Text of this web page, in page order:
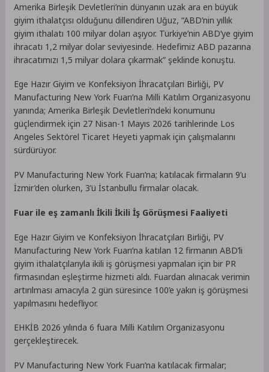
Amerika Birleşik Devletleri’nin dünyanın uzak ara en büyük
giyim ithalatçısı olduğunu dillendiren Uğuz, “ABD’nin yıllık
giyim ithalatı 100 milyar doları aşıyor. Türkiye’nin ABD’ye giyim
ihracatı 1,2 milyar dolar seviyesinde. Hedefimiz ABD pazarına
ihracatımızı 1,5 milyar dolara çıkarmak” şeklinde konuştu.
Ege Hazır Giyim ve Konfeksiyon İhracatçıları Birliği, PV
Manufacturing New York Fuarı’na Milli Katılım Organizasyonu
yanında; Amerika Birleşik Devletleri’ndeki konumunu
güçlendirmek için 27 Nisan-1 Mayıs 2026 tarihlerinde Los
Angeles Sektörel Ticaret Heyeti yapmak için çalışmalarını
sürdürüyor.
PV Manufacturing New York Fuarı’na; katılacak firmaların 9’u
İzmir’den olurken, 3’ü İstanbullu firmalar olacak.
Fuar ile eş zamanlı İkili İkili İş Görüşmesi Faaliyeti
Ege Hazır Giyim ve Konfeksiyon İhracatçıları Birliği, PV
Manufacturing New York Fuarı’na katılan 12 firmanın ABD’li
giyim ithalatçılarıyla ikili iş görüşmesi yapmaları için bir PR
firmasından eşleştirme hizmeti aldı. Fuardan alınacak verimin
artırılması amacıyla 2 gün süresince 100’e yakın iş görüşmesi
yapılmasını hedefliyor.
EHKİB 2026 yılında 6 fuara Milli Katılım Organizasyonu
gerçekleştirecek.
PV Manufacturing New York Fuarı’na katılacak firmalar;